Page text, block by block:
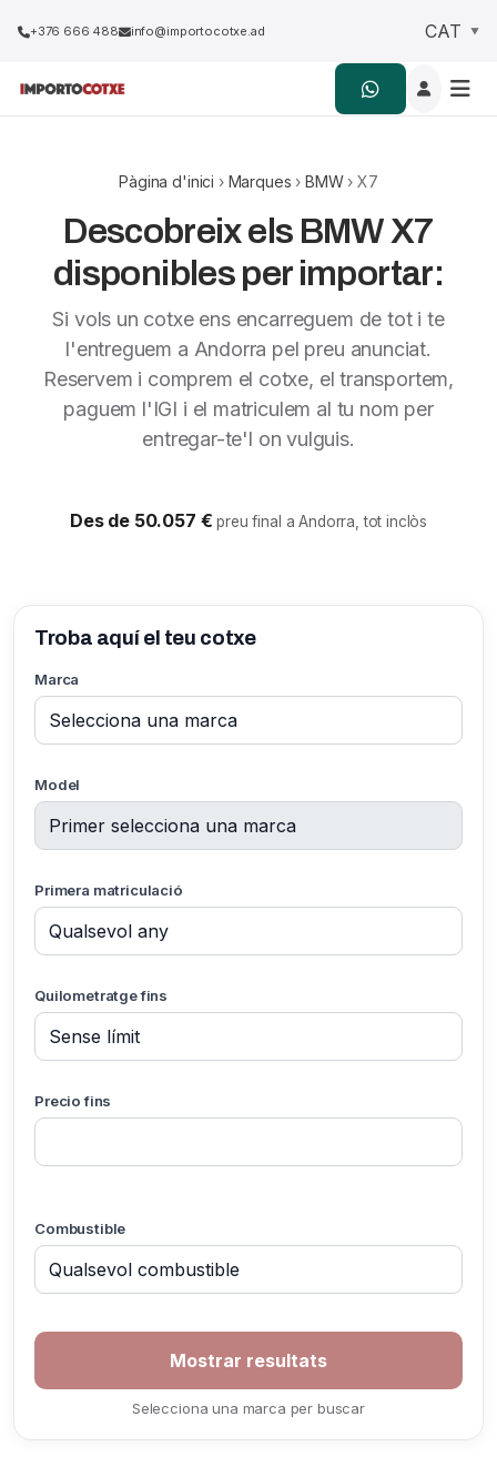
+376 666 488 info@importocotxe.ad
Pàgina d'inici › Marques › BMW› X7
Descobreix els BMW X7
disponibles per importar:
Si vols un cotxe ens encarreguem de tot i te
l'entreguem a Andorra pel preu anunciat.
Reservem i comprem el cotxe, el transportem,
paguem l'IGI i el matriculem al tu nom per
entregar-te'l on vulguis.
Des de 50.057 €preu final a Andorra, tot inclòs
Troba aquí el teu cotxe
Marca
Model
Primera matriculació
Quilometratge fins
Precio fins
Combustible
Selecciona una marca per buscar